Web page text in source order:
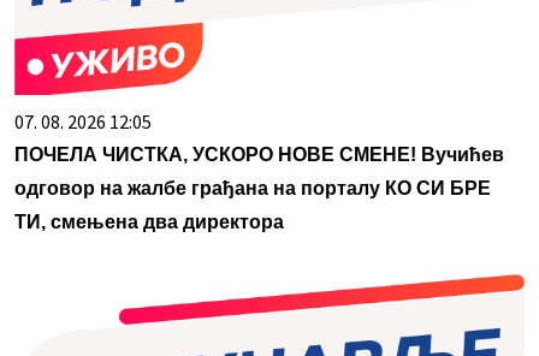
07. 08. 2026 12:05
ПОЧЕЛА ЧИСТКА, УСКОРО НОВЕ СМЕНЕ! Вучићев
одговор на жалбе грађана на порталу КО СИ БРЕ
ТИ, смењена два директора